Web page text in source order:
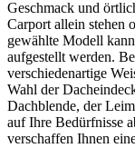
Geschmack und
Carport allein stehen
gewählte Modell
aufgestellt werden.
verschiedenartige
Wahl der
Dachblende, der
auf Ihre Bedürfnisse
verschaffen Ihnen